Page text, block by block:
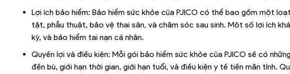
Lợi ích bảo hiểm: Bảo hiểm sức khỏe của PJICO có thể bao gồm một
tật, phẫu thuật, bảo vệ thai sản, và chăm sóc sau sinh. Một số lợi ích
kỳ, và bảo hiểm tai nạn cá nhân.
Quyền lợi và điều kiện: Mỗi gói bảo hiểm sức khỏe của PJICO sẽ có
đền bù, giới hạn thời gian, giới hạn tuổi, và điều kiện y tế tiền mãn tính.